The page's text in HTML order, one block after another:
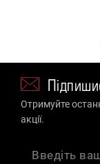
Отримуйте
акції.